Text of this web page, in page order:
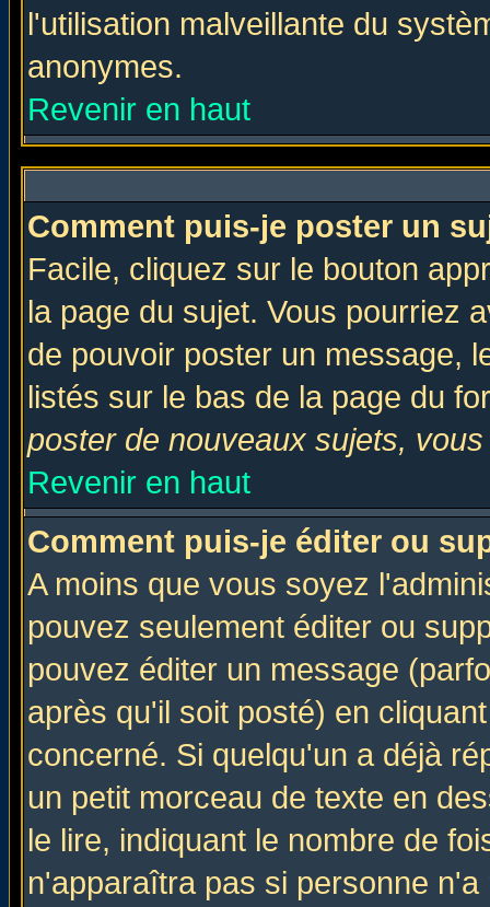
l'utilisation malveillante du
anonymes.
Revenir en haut
Comment puis-je poster un
Facile, cliquez sur le bouton
la page du sujet. Vous pourriez
de pouvoir poster un message,
listés sur le bas de la page du
poster de nouveaux sujets,
Revenir en haut
Comment puis-je éditer ou
A moins que vous soyez
pouvez seulement éditer ou
pouvez éditer un message
après qu'il soit posté) en
concerné. Si quelqu'un a déjà
un petit morceau de texte en
le lire, indiquant le nombre de
n'apparaîtra pas si personne